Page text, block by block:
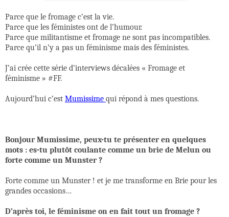
Parce que le fromage c’est la vie.
Parce que les féministes ont de l’humour.
Parce que militantisme et fromage ne sont pas incompatibles.
Parce qu’il n’y a pas un féminisme mais des féministes.
J’ai crée cette série d’interviews décalées « Fromage et
féminisme » #FF.
Aujourd’hui c’est Mumissime qui répond à mes questions.
Bonjour Mumissime, peux-tu te présenter en quelques
mots : es-tu plutôt coulante comme un brie de Melun ou
forte comme un Munster ?
Forte comme un Munster ! et je me transforme en Brie pour les
grandes occasions…
D’après toi, le féminisme on en fait tout un fromage ?